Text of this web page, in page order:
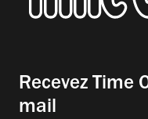
Recevez Time
mail